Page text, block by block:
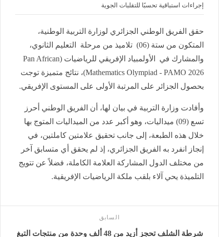
إجراءات استباقية تحسبًا للتقلبات الجوية
حقق الفريق الوطني الجزائري لوزارة التربية الوطنية،
المتكون من ستة (06) تلاميذ من مرحلة التعليم الثانوي،
والمشارك في الأولمبياد الإفريقي للرياضيات (Pan African
Mathematics Olympiad - PAMO 2026)، نتائج متميزة توجت
بحصول الجزائر على المرتبة الأولى على المستوى الإفريقي.
وأفادت وزارة التربية في بيان لها، أن الفريق الوطني أحرز
تسع (09) ميداليات، وهو أكبر عدد من الميداليات المتوج بها
خلال هذه الطبعة، إلى جانب تحقيق علامتين كاملتين، في
إنجاز انفرد به الفريق الجزائري، إذ لم يحقق أي متسابق آخر
من مختلف الدول المشاركة العلامة الكاملة، فضلاً عن تتويج
التلميذة يحي آلاء بلقب ملكة الرياضيات الإفريقية.
السابق
شرطة الشلف تحجز أزيد من 48 ألف وحدة من منتجات التبغ